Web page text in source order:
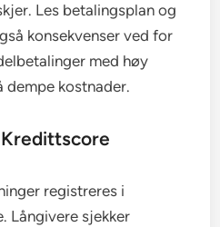
Les betalingsplan og
konsekvenser ved for
med høy
kostnader.
registreres i
Långivere sjekker